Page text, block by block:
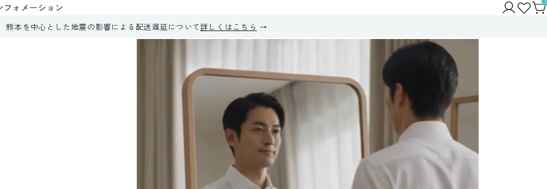
フォメーション
熊本を中心とした地震の影響による配送遅延について詳しくはこちら